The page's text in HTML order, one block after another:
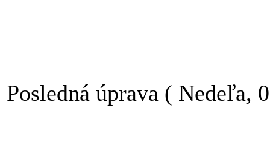
Posledná úprava ( Nedeľa,